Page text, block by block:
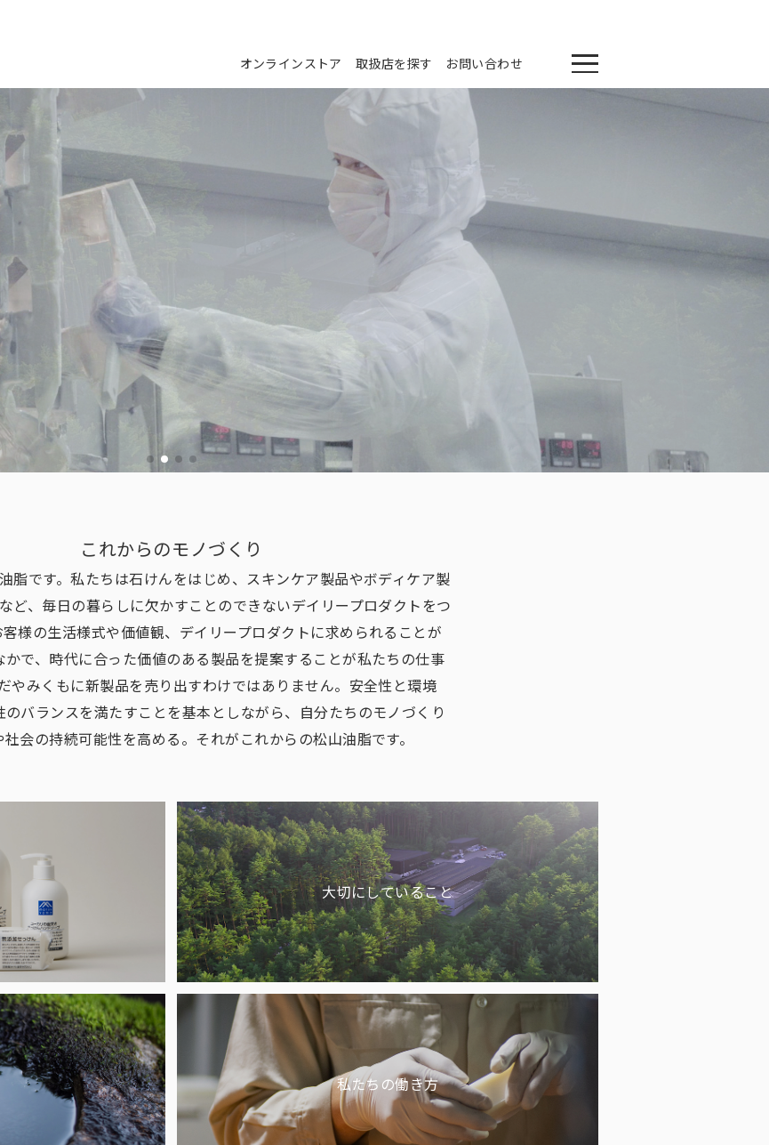
オンラインストア 取扱店を探す お問い合わせ
これからのモノづくり
脂です。私たちは石けんをはじめ、スキンケア製品やボディケア製
ど、毎日の暮らしに欠かすことのできないデイリープロダクトをつ
客様の生活様式や価値観、デイリープロダクトに求められることが
かで、時代に合った価値のある製品を提案することが私たちの仕事
やみくもに新製品を売り出すわけではありません。安全性と環境
バランスを満たすことを基本としながら、自分たちのモノづくり
会の持続可能性を高める。それがこれからの松山油脂です。
大切にしていること
私たちの働き方